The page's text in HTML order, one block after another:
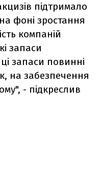
підтримало
фоні зростання
компаній
запаси
запаси повинні
на забезпечення
- підкреслив